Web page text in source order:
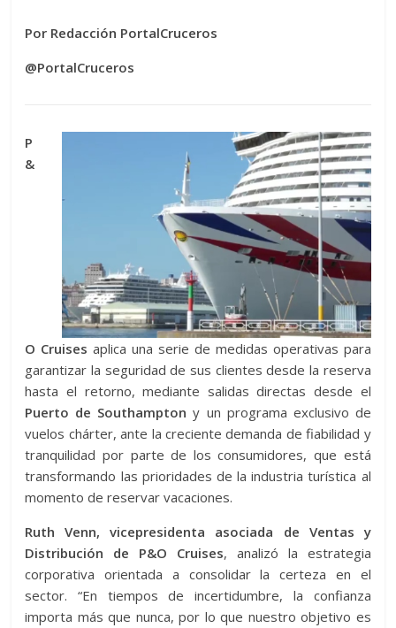
Por Redacción PortalCruceros
@PortalCruceros
P
&
O Cruises aplica una serie de medidas operativas para
garantizar la seguridad de sus clientes desde la reserva
hasta el retorno, mediante salidas directas desde el
Puerto de Southampton y un programa exclusivo de
vuelos chárter, ante la creciente demanda de fiabilidad y
tranquilidad por parte de los consumidores, que está
transformando las prioridades de la industria turística al
momento de reservar vacaciones.
Ruth Venn, vicepresidenta asociada de Ventas y
Distribución de P&O Cruises, analizó la estrategia
corporativa orientada a consolidar la certeza en el
sector. “En tiempos de incertidumbre, la confianza
importa más que nunca, por lo que nuestro objetivo es